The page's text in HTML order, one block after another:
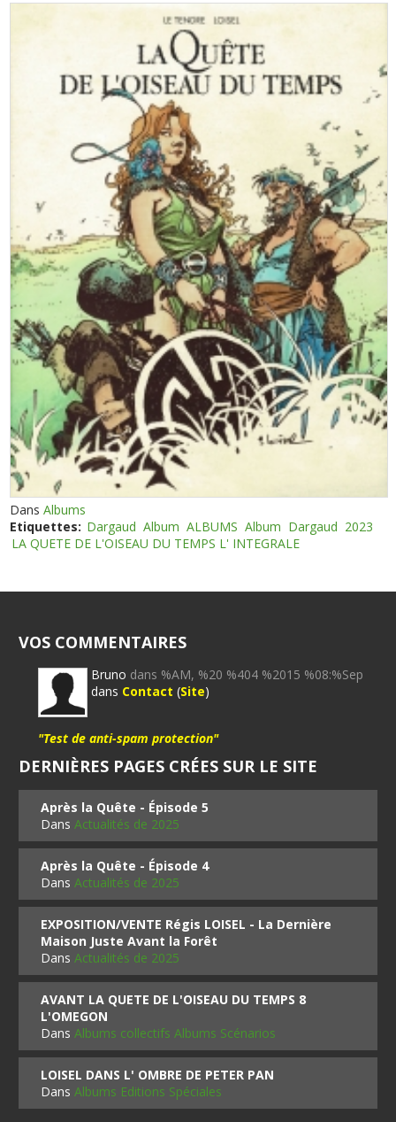
DansAlbums
Etiquettes: Dargaud Album ALBUMS Album Dargaud 2023
LA QUETE DE L'OISEAU DU TEMPS L' INTEGRALE
VOS COMMENTAIRES
Bruno dans %AM, %20 %404 %2015 %08:%Sep
dans Contact (Site)
"Test de anti-spam protection"
DERNIÈRES PAGES CRÉES SUR LE SITE
Après la Quête - Épisode 5
DansActualités de 2025
Après la Quête - Épisode 4
DansActualités de 2025
EXPOSITION/VENTE Régis LOISEL - La Dernière
Maison Juste Avant la Forêt
DansActualités de 2025
AVANT LA QUETE DE L'OISEAU DU TEMPS 8
L'OMEGON
DansAlbums collectifs Albums Scénarios
LOISEL DANS L' OMBRE DE PETER PAN
DansAlbums Editions Spéciales